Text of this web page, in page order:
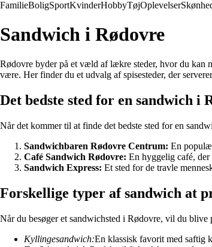
FamilieBoligSportKvinderHobbyTøjOplevelser
Sandwich i Rødovre
Rødovre byder på et væld af lækre steder, hvor du kan
være. Her finder du et udvalg af spisesteder, der
Det bedste sted for en sandwich i
Når det kommer til at finde det bedste sted for en
Sandwichbaren Rødovre Centrum: En
Café Sandwich Rødovre: En hyggelig café,
Sandwich Express: Et sted for de travle
Forskellige typer af sandwich at
Når du besøger et sandwichsted i Rødovre, vil du
Kyllingesandwich:En klassisk favorit med saftig